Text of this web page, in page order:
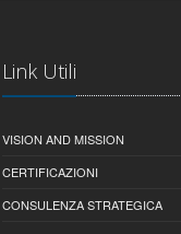
Link Utili
VISION AND MISSION
CERTIFICAZIONI
CONSULENZA STRATEGICA